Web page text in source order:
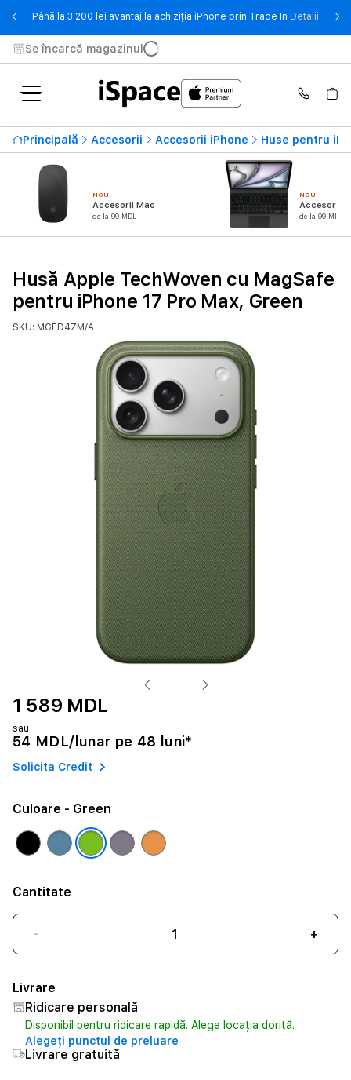
Până la 3 200 lei avantaj la achiziția iPhone prin Trade In Detalii -
Se încarcă magazinul
Principală Accesorii Accesorii iPhone Huse pentru
NOU
Accesorii Mac
de la 99 MDL
NOU
Accesorii
de la 99 MDL
Husă Apple TechWoven cu MagSafe
pentru iPhone 17 Pro Max, Green
SKU: MGFD4ZM/A
1 589 MDL
sau
54 MDL/lunar pe 48 luni*
Solicita Credit
Culoare - Green
Cantitate
- +
Livrare
Ridicare personală
Disponibil pentru ridicare rapidă. Alege locația dorită.
Alegeți punctul de preluare
Livrare gratuită